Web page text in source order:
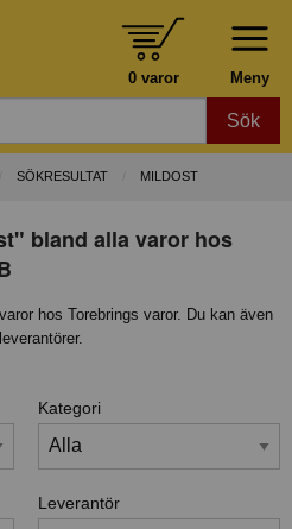
Meny
0 varor
Sök
SÖKRESULTAT MILDOST
bland alla varor hos
hos Torebrings varor. Du kan även
Kategori
Leverantör